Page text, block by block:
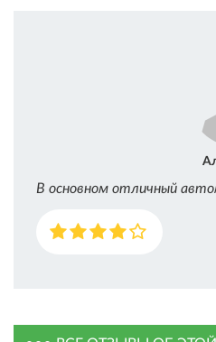
В основном отличный